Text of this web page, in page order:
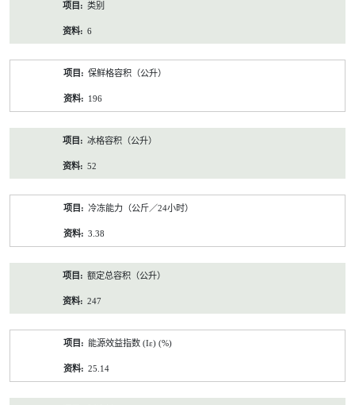
类别
6
保鲜格容积（公升）
196
冰格容积（公升）
52
冷冻能力（公斤／24小时）
3.38
额定总容积（公升）
247
能源效益指数 (Iε) (%)
25.14